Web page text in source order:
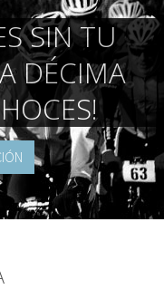
SIN TU
DÉCIMA